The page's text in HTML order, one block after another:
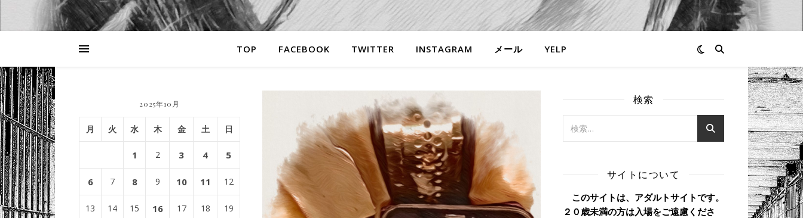
TOP FACEBOOK TWITTER INSTAGRAM メール YELP
2025年10月
月 火 水 木 金 土 日
1 2 3 4 5
6 7 8 9 10 11 12
13 14 15 16 17 18 19
検索
サイトについて
このサイトは、アダルトサイトです。
２０歳未満の方は入場をご遠慮くださ